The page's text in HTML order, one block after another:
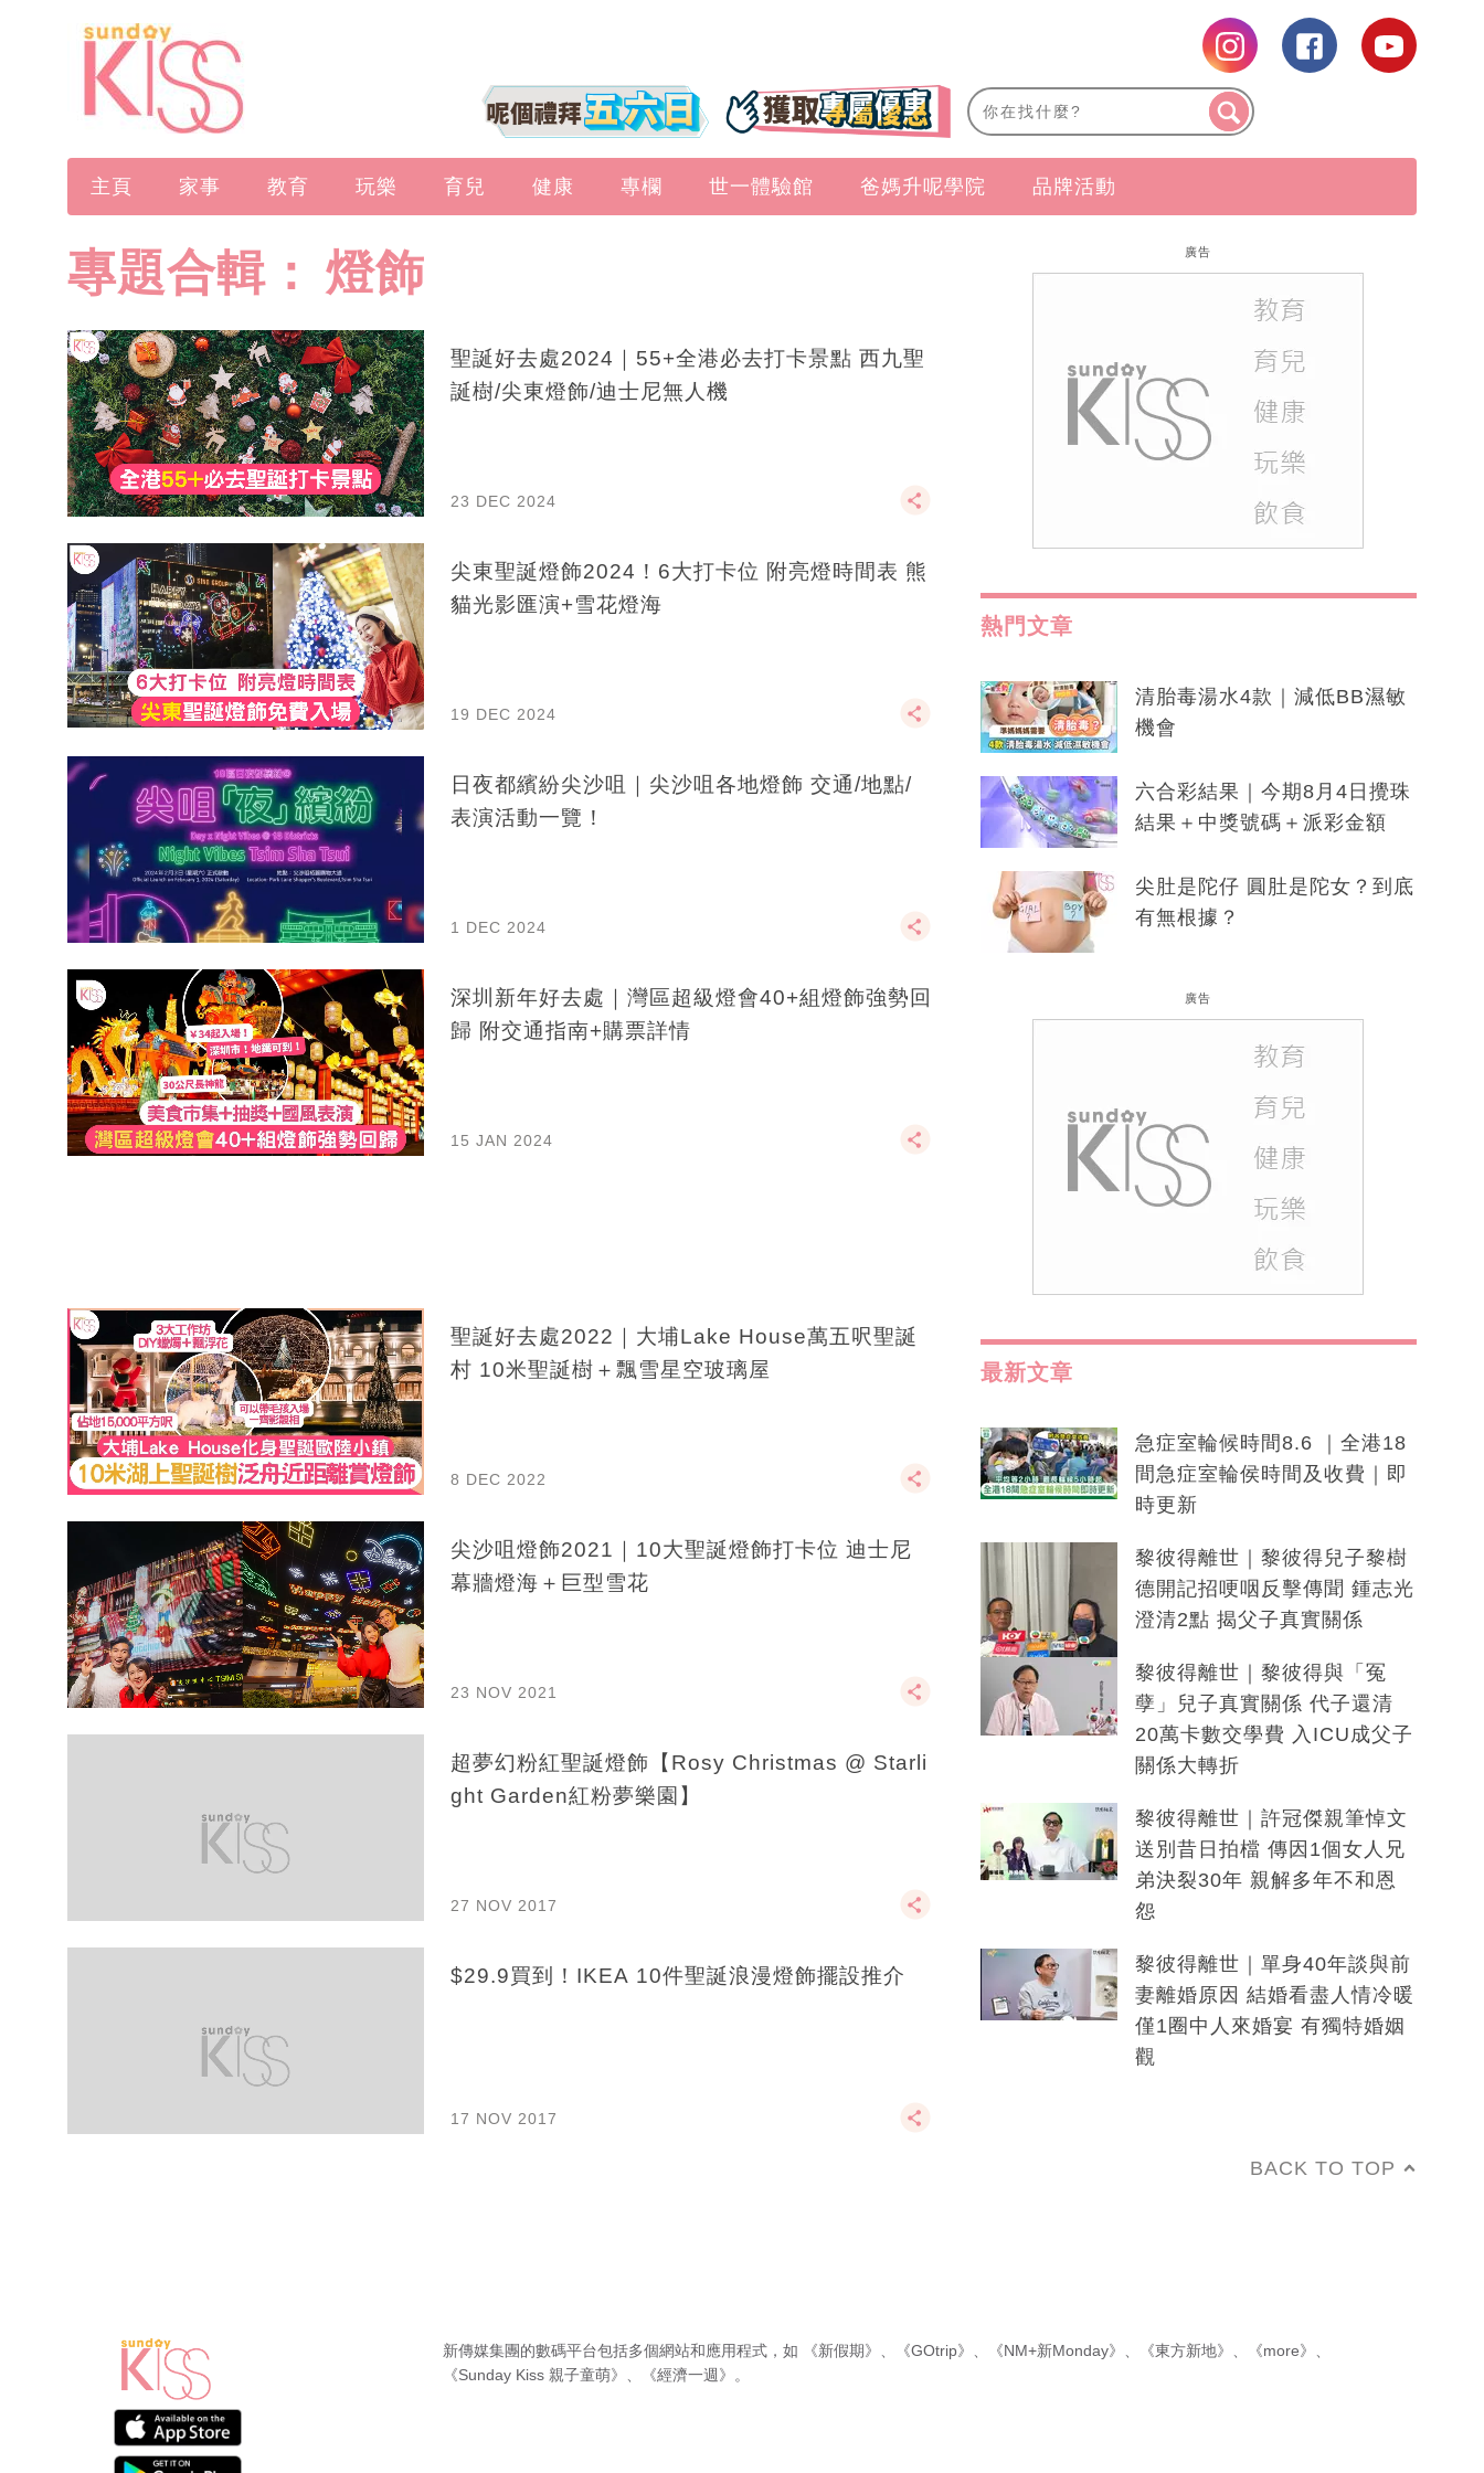
主頁 家事 教育 玩樂 育兒 健康 專欄 世一體驗館 爸媽升呢學院 品牌活動
專題合輯： 燈飾
聖誕好去處2024｜55+全港必去打卡景點 西九聖
誕樹/尖東燈飾/迪士尼無人機
23 DEC 2024
尖東聖誕燈飾2024！6大打卡位 附亮燈時間表 熊
貓光影匯演+雪花燈海
19 DEC 2024
日夜都繽紛尖沙咀｜尖沙咀各地燈飾 交通/地點/
表演活動一覽！
1 DEC 2024
深圳新年好去處｜灣區超級燈會40+組燈飾強勢回
歸 附交通指南+購票詳情
15 JAN 2024
聖誕好去處2022｜大埔Lake House萬五呎聖誕
村 10米聖誕樹＋飄雪星空玻璃屋
8 DEC 2022
尖沙咀燈飾2021｜10大聖誕燈飾打卡位 迪士尼
幕牆燈海＋巨型雪花
23 NOV 2021
超夢幻粉紅聖誕燈飾【Rosy Christmas @ Starli
ght Garden紅粉夢樂園】
27 NOV 2017
$29.9買到！IKEA 10件聖誕浪漫燈飾擺設推介
17 NOV 2017
廣告
熱門文章
清胎毒湯水4款｜減低BB濕敏
機會
六合彩結果｜今期8月4日攪珠
結果＋中獎號碼＋派彩金額
尖肚是陀仔 圓肚是陀女？到底
有無根據？
廣告
最新文章
急症室輪候時間8.6 ｜全港18
間急症室輪侯時間及收費｜即
時更新
黎彼得離世｜黎彼得兒子黎樹
德開記招哽咽反擊傳聞 鍾志光
澄清2點 揭父子真實關係
黎彼得離世｜黎彼得與「冤
孽」兒子真實關係 代子還清
20萬卡數交學費 入ICU成父子
關係大轉折
黎彼得離世｜許冠傑親筆悼文
送別昔日拍檔 傳因1個女人兄
弟決裂30年 親解多年不和恩
怨
黎彼得離世｜單身40年談與前
妻離婚原因 結婚看盡人情冷暖
僅1圈中人來婚宴 有獨特婚姻
觀
BACK TO TOP
新傳媒集團的數碼平台包括多個網站和應用程式，如 《新假期》 《GOtrip》 《NM+新Monday》 《東方新地》 《more》
《Sunday Kiss 親子童萌》
《經濟一週》 。